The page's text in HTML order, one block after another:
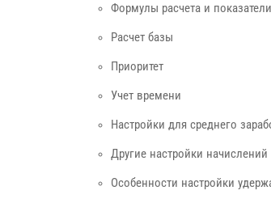
Формулы расчета и
Расчет базы
Приоритет
Учет времени
Настройки для среднего
Другие настройки
Особенности настройки